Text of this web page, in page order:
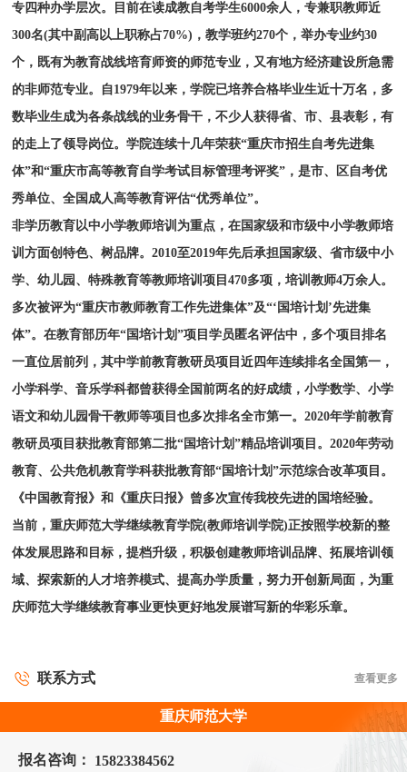
专四种办学层次。目前在读成教自考学生6000余人，专兼职教师近
300名(其中副高以上职称占70%)，教学班约270个，举办专业约30
个，既有为教育战线培育师资的师范专业，又有地方经济建设所急需
的非师范专业。自1979年以来，学院已培养合格毕业生近十万名，多
数毕业生成为各条战线的业务骨干，不少人获得省、市、县表彰，有
的走上了领导岗位。学院连续十几年荣获“重庆市招生自考先进集
体”和“重庆市高等教育自学考试目标管理考评奖”，是市、区自考优
秀单位、全国成人高等教育评估“优秀单位”。
非学历教育以中小学教师培训为重点，在国家级和市级中小学教师培
训方面创特色、树品牌。2010至2019年先后承担国家级、省市级中小
学、幼儿园、特殊教育等教师培训项目470多项，培训教师4万余人。
多次被评为“重庆市教师教育工作先进集体”及“‘国培计划’先进集
体”。在教育部历年“国培计划”项目学员匿名评估中，多个项目排名
一直位居前列，其中学前教育教研员项目近四年连续排名全国第一，
小学科学、音乐学科都曾获得全国前两名的好成绩，小学数学、小学
语文和幼儿园骨干教师等项目也多次排名全市第一。2020年学前教育
教研员项目获批教育部第二批“国培计划”精品培训项目。2020年劳动
教育、公共危机教育学科获批教育部“国培计划”示范综合改革项目。
《中国教育报》和《重庆日报》曾多次宣传我校先进的国培经验。
当前，重庆师范大学继续教育学院(教师培训学院)正按照学校新的整
体发展思路和目标，提档升级，积极创建教师培训品牌、拓展培训领
域、探索新的人才培养模式、提高办学质量，努力开创新局面，为重
庆师范大学继续教育事业更快更好地发展谱写新的华彩乐章。
联系方式 查看更多
重庆师范大学
报名咨询： 15823384562